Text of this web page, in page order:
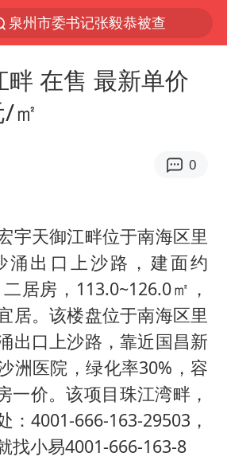
泉州市委书记张毅恭被查
名创优品回应女子吐槽内裤质量差
中国女篮70-67险胜尼日利亚女篮
U17国足点球大战淘汰河床晋级决赛
国防部：中国军队坚决反制任何闹海挑衅图谋
我国外贸延续良好增长态势
“新疆阿勒泰八月能滑雪”不实
胡彦斌韩磊 谁帮谁
胡彦斌获《歌手2026》歌王
畔 在售 最新单价
㎡
0
宇天御江畔位于南海区里
涌出口上沙路，建面约
居房，113.0~126.0㎡，
居。该楼盘位于南海区里
出口上沙路，靠近国昌新
洲医院，绿化率30%，容
一价。该项目珠江湾畔，
：4001-666-163-29503，
找小易4001-666-163-8